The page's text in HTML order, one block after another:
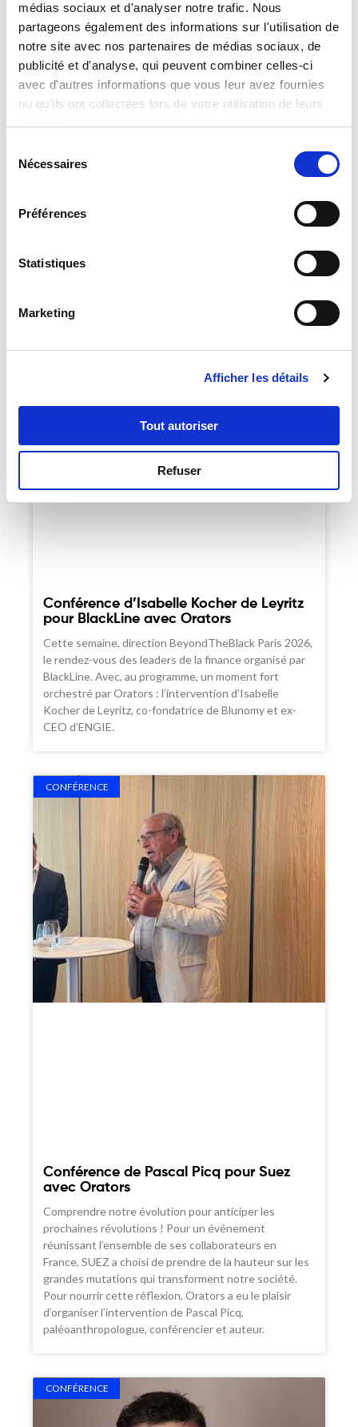
médias sociaux et d'analyser notre trafic. Nous
partageons également des informations sur l'utilisation de
notre site avec nos partenaires de médias sociaux, de
publicité et d'analyse, qui peuvent combiner celles-ci
avec d'autres informations que vous leur avez fournies
ou qu'ils ont collectées lors de votre utilisation de leurs
Nécessaires
Préférences
Statistiques
Marketing
Afficher les détails
Tout autoriser
Refuser
La Keynote de l’Eté par Orators
proposons un focus sur le thème
𝘁𝗲́𝗺𝗼𝗶𝗴𝗻𝗲𝗻𝘁 » avec une sélection d’intervenants
inspirants. Mais aussi…
Conférence d’Isabelle Kocher de Leyritz
pour BlackLine avec Orators
Cette semaine, direction BeyondTheBlack Paris 2026,
le rendez-vous des leaders de la finance organisé par
BlackLine. Avec, au programme, un moment fort
orchestré par Orators : l’intervention d’Isabelle
Kocher de Leyritz, co-fondatrice de Blunomy et ex-
CEO d’ENGIE.
CONFÉRENCE
Conférence de Pascal Picq pour Suez
avec Orators
Comprendre notre évolution pour anticiper les
prochaines révolutions ! Pour un événement
réunissant l’ensemble de ses collaborateurs en
France, SUEZ a choisi de prendre de la hauteur sur les
grandes mutations qui transforment notre société.
Pour nourrir cette réflexion, Orators a eu le plaisir
d’organiser l’intervention de Pascal Picq,
paléoanthropologue, conférencier et auteur.
CONFÉRENCE